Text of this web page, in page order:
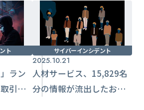
ト
ラン
引先
サイバーインシデント
2025.10.21
人材サービス、15,829名
分の情報が流出したおそ